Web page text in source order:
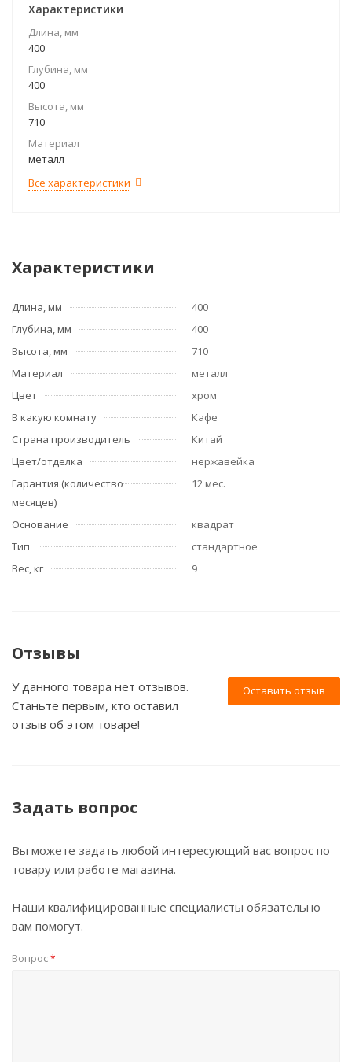
Характеристики
Длина, мм
400
Глубина, мм
400
Высота, мм
710
Материал
металл
Все характеристики
Характеристики
Длина, мм
400
Глубина, мм
400
Высота, мм
710
Материал
металл
Цвет
хром
В какую комнату
Кафе
Страна производитель
Китай
Цвет/отделка
нержавейка
Гарантия (количество
месяцев)
12 мес.
Основание
квадрат
Тип
стандартное
Вес, кг
9
Отзывы
Оставить отзыв
У данного товара нет отзывов.
Станьте первым, кто оставил
отзыв об этом товаре!
Задать вопрос
Вы можете задать любой интересующий вас вопрос по
товару или работе магазина.
Наши квалифицированные специалисты обязательно
вам помогут.
Вопрос*